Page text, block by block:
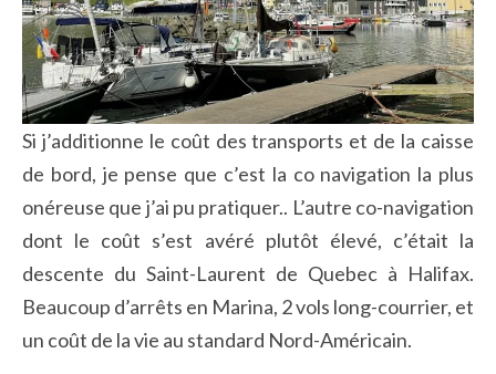
Si j’additionne le coût des transports et de la caisse
de bord, je pense que c’est la co navigation la plus
onéreuse que j’ai pu pratiquer.. L’autre co-navigation
dont le coût s’est avéré plutôt élevé, c’était la
descente du Saint-Laurent de Quebec à Halifax.
Beaucoup d’arrêts en Marina, 2 vols long-courrier, et
un coût de la vie au standard Nord-Américain.